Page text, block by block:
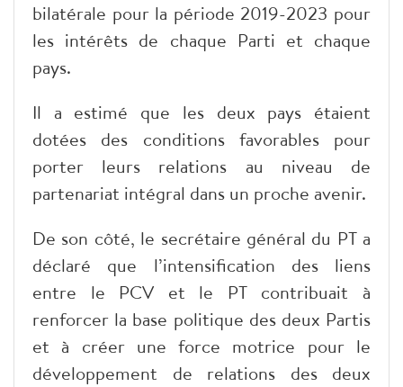
bilatérale pour la période 2019-2023 pour
les intérêts de chaque Parti et chaque
pays.
Il a estimé que les deux pays étaient
dotées des conditions favorables pour
porter leurs relations au niveau de
partenariat intégral dans un proche avenir.
De son côté, le secrétaire général du PT a
déclaré que l’intensification des liens
entre le PCV et le PT contribuait à
renforcer la base politique des deux Partis
et à créer une force motrice pour le
développement de relations des deux